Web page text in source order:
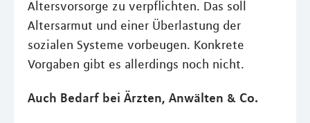
Altersvorsorge zu verpflichten. Das soll
Altersarmut und einer Überlastung der
sozialen Systeme vorbeugen. Konkrete
Vorgaben gibt es allerdings noch nicht.
Auch Bedarf bei Ärzten, Anwälten & Co.